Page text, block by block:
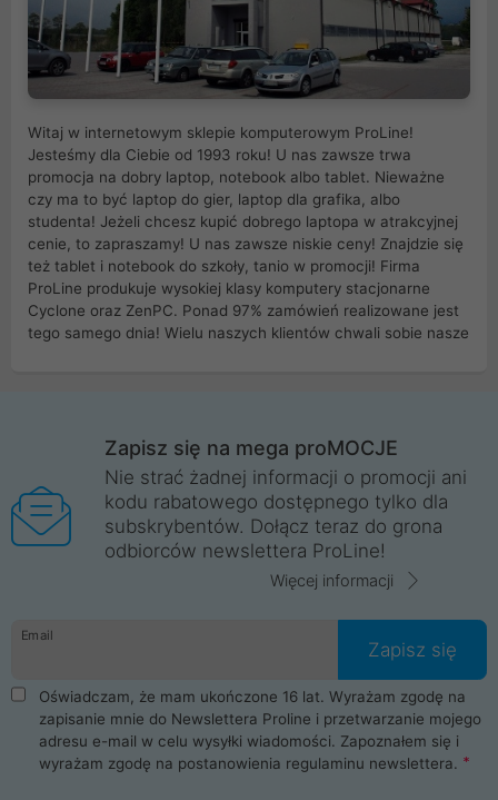
Witaj w internetowym sklepie komputerowym ProLine!
Jesteśmy dla Ciebie od 1993 roku! U nas zawsze trwa
promocja na dobry laptop, notebook albo tablet. Nieważne
czy ma to być laptop do gier, laptop dla grafika, albo
studenta! Jeżeli chcesz kupić dobrego laptopa w atrakcyjnej
cenie, to zapraszamy! U nas zawsze niskie ceny! Znajdzie się
też tablet i notebook do szkoły, tanio w promocji! Firma
ProLine produkuje wysokiej klasy komputery stacjonarne
Cyclone oraz ZenPC. Ponad 97% zamówień realizowane jest
tego samego dnia! Wielu naszych klientów chwali sobie nasze
Wrocław, Poznań, Legnica, Katowice, Gliwice, Kalisz, Bytom,
Trzebnica, Opole. Szybka i profesjonalna obsługa!
ProLine to polska firma ze 100% polskim kapitałem. Działamy
legalnie i płacimy podatki w naszym kraju! Posiadamy siedzibę
główną w Mirkowie oraz salony na terenie kraju. Cała
komunikacja ze sklepem komputerowym ProLine jest
danych osobowych. Dlatego zakup notebooka albo laptopa w
ProLine to czysta przyjemność i pełne bezpieczeństwo.
Zaopatrzysz się u nas w akcesoria i części komputerowe
takie jak procesory, karty graficzne, płyty główne, pamięci,
dyski SSD, M.2 oraz HDD. Nasi pracownicy pomogą Ci wybrać
najlepszy zasilacz komputerowy oraz obudowę do komputera.
Poza komputerami mamy również najlepsze na rynku
Smartfony takich producentów jak Xiaomi, Apple, Samsung i
Zapisz się na mega proMOCJE
Nie strać żadnej informacji o promocji ani
kodu rabatowego dostępnego tylko dla
subskrybentów. Dołącz teraz do grona
odbiorców newslettera ProLine!
Więcej informacji
Email
Zapisz się
Oświadczam, że mam ukończone 16 lat. Wyrażam zgodę na
zapisanie mnie do Newslettera Proline i przetwarzanie mojego
adresu e-mail w celu wysyłki wiadomości. Zapoznałem się i
wyrażam zgodę na postanowienia regulaminu newslettera.